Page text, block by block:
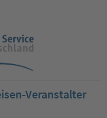
Veranstalter